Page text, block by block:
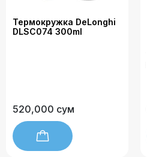
Термокружка DeLonghi
DLSC074 300ml
520,000 сум